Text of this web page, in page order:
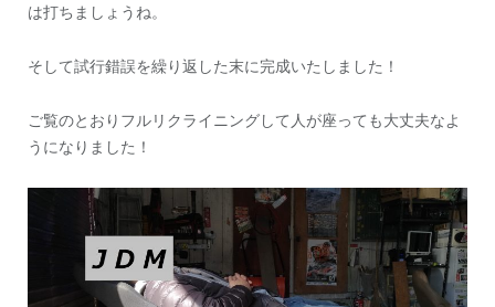
は打ちましょうね。
そして試行錯誤を繰り返した末に完成いたしました！
ご覧のとおりフルリクライニングして人が座っても大丈夫なよ
うになりました！